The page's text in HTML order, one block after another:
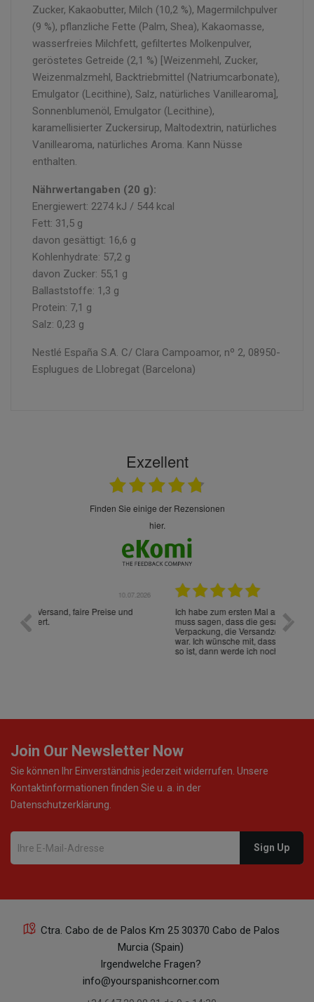
Zucker, Kakaobutter, Milch (10,2 %), Magermilchpulver
(9 %), pflanzliche Fette (Palm, Shea), Kakaomasse,
wasserfreies Milchfett, gefiltertes Molkenpulver,
geröstetes Getreide (2,1 %) [Weizenmehl, Zucker,
Weizenmalzmehl, Backtriebmittel (Natriumcarbonate),
Emulgator (Lecithine), Salz, natürliches Vanillearoma],
Sonnenblumenöl, Emulgator (Lecithine),
karamellisierter Zuckersirup, Maltodextrin, natürliches
Vanillearoma, natürliches Aroma. Kann Nüsse
enthalten.
Nährwertangaben (20 g):
Energiewert: 2274 kJ / 544 kcal
Fett: 31,5 g
davon gesättigt: 16,6 g
Kohlenhydrate: 57,2 g
davon Zucker: 55,1 g
Ballaststoffe: 1,3 g
Protein: 7,1 g
Salz: 0,23 g
Nestlé España S.A. C/ Clara Campoamor, nº 2, 08950-
Esplugues de Llobregat (Barcelona)
Exzellent
finden Sie einige der Rezensionen
hier.
28.05.2026
Ich habe zum ersten Mal aus Deutschland bestellt und
muss sagen, dass die gesamte Abwicklung, die
Verpackung, die Versandzeit, einfach alles "excelente"
war. Ich wünsche mit, dass es auch beim nächsten Mal
so ist, dann werde ich noch oft bestellen! ¡Viva España!
Die
gut
ist
Join Our Newsletter Now
Sie können Ihr Einverständnis jederzeit widerrufen. Unsere
Kontaktinformationen finden Sie u. a. in der
Datenschutzerklärung.
Ctra. Cabo de de Palos Km 25 30370 Cabo de Palos
Murcia (Spain)
Irgendwelche Fragen?
info@yourspanishcorner.com